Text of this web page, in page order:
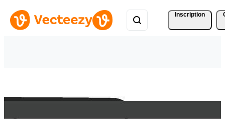
Inscription